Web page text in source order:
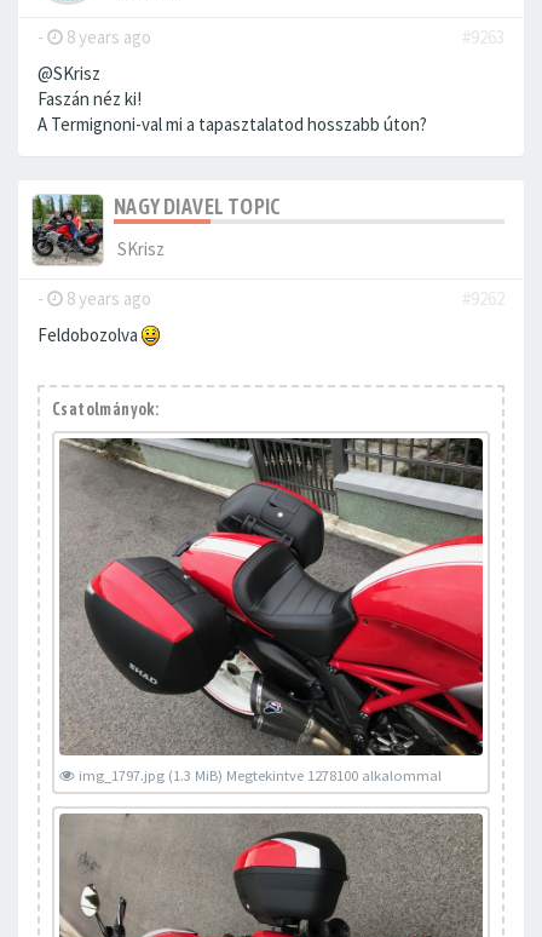
- 8 years ago
#9263
@SKrisz
Faszán néz ki!
A Termignoni-val mi a tapasztalatod hosszabb úton?
NAGY DIAVEL TOPIC
SKrisz
- 8 years ago
#9262
Feldobozolva
Csatolmányok:
img_1797.jpg (1.3 MiB) Megtekintve 1278100 alkalommal